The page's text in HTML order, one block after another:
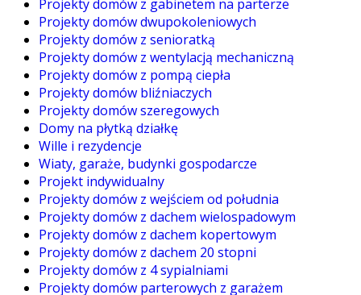
Projekty domów z gabinetem na parterze
Projekty domów dwupokoleniowych
Projekty domów z senioratką
Projekty domów z wentylacją mechaniczną
Projekty domów z pompą ciepła
Projekty domów bliźniaczych
Projekty domów szeregowych
Domy na płytką działkę
Wille i rezydencje
Wiaty, garaże, budynki gospodarcze
Projekt indywidualny
Projekty domów z wejściem od południa
Projekty domów z dachem wielospadowym
Projekty domów z dachem kopertowym
Projekty domów z dachem 20 stopni
Projekty domów z 4 sypialniami
Projekty domów parterowych z garażem